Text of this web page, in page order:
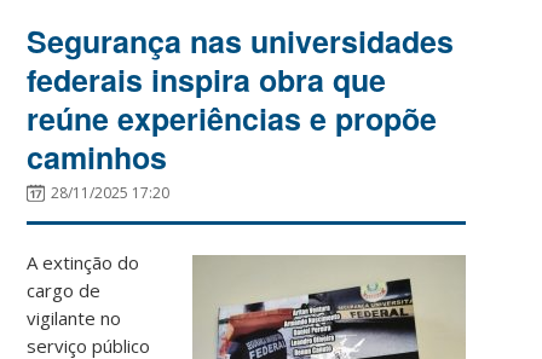
Segurança nas universidades
federais inspira obra que
reúne experiências e propõe
caminhos
28/11/2025 17:20
A extinção do
cargo de
vigilante no
serviço público